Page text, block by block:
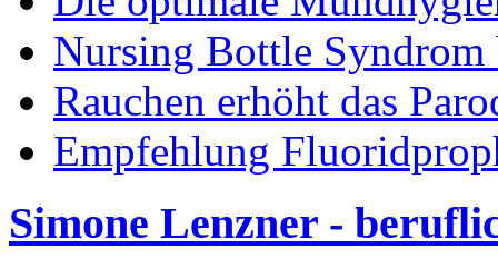
Nursing Bottle
Rauchen erhöht das
Empfehlung
Simone Lenzner -